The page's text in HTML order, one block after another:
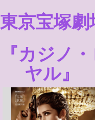
東京宝塚劇
『カジノ
ヤル』